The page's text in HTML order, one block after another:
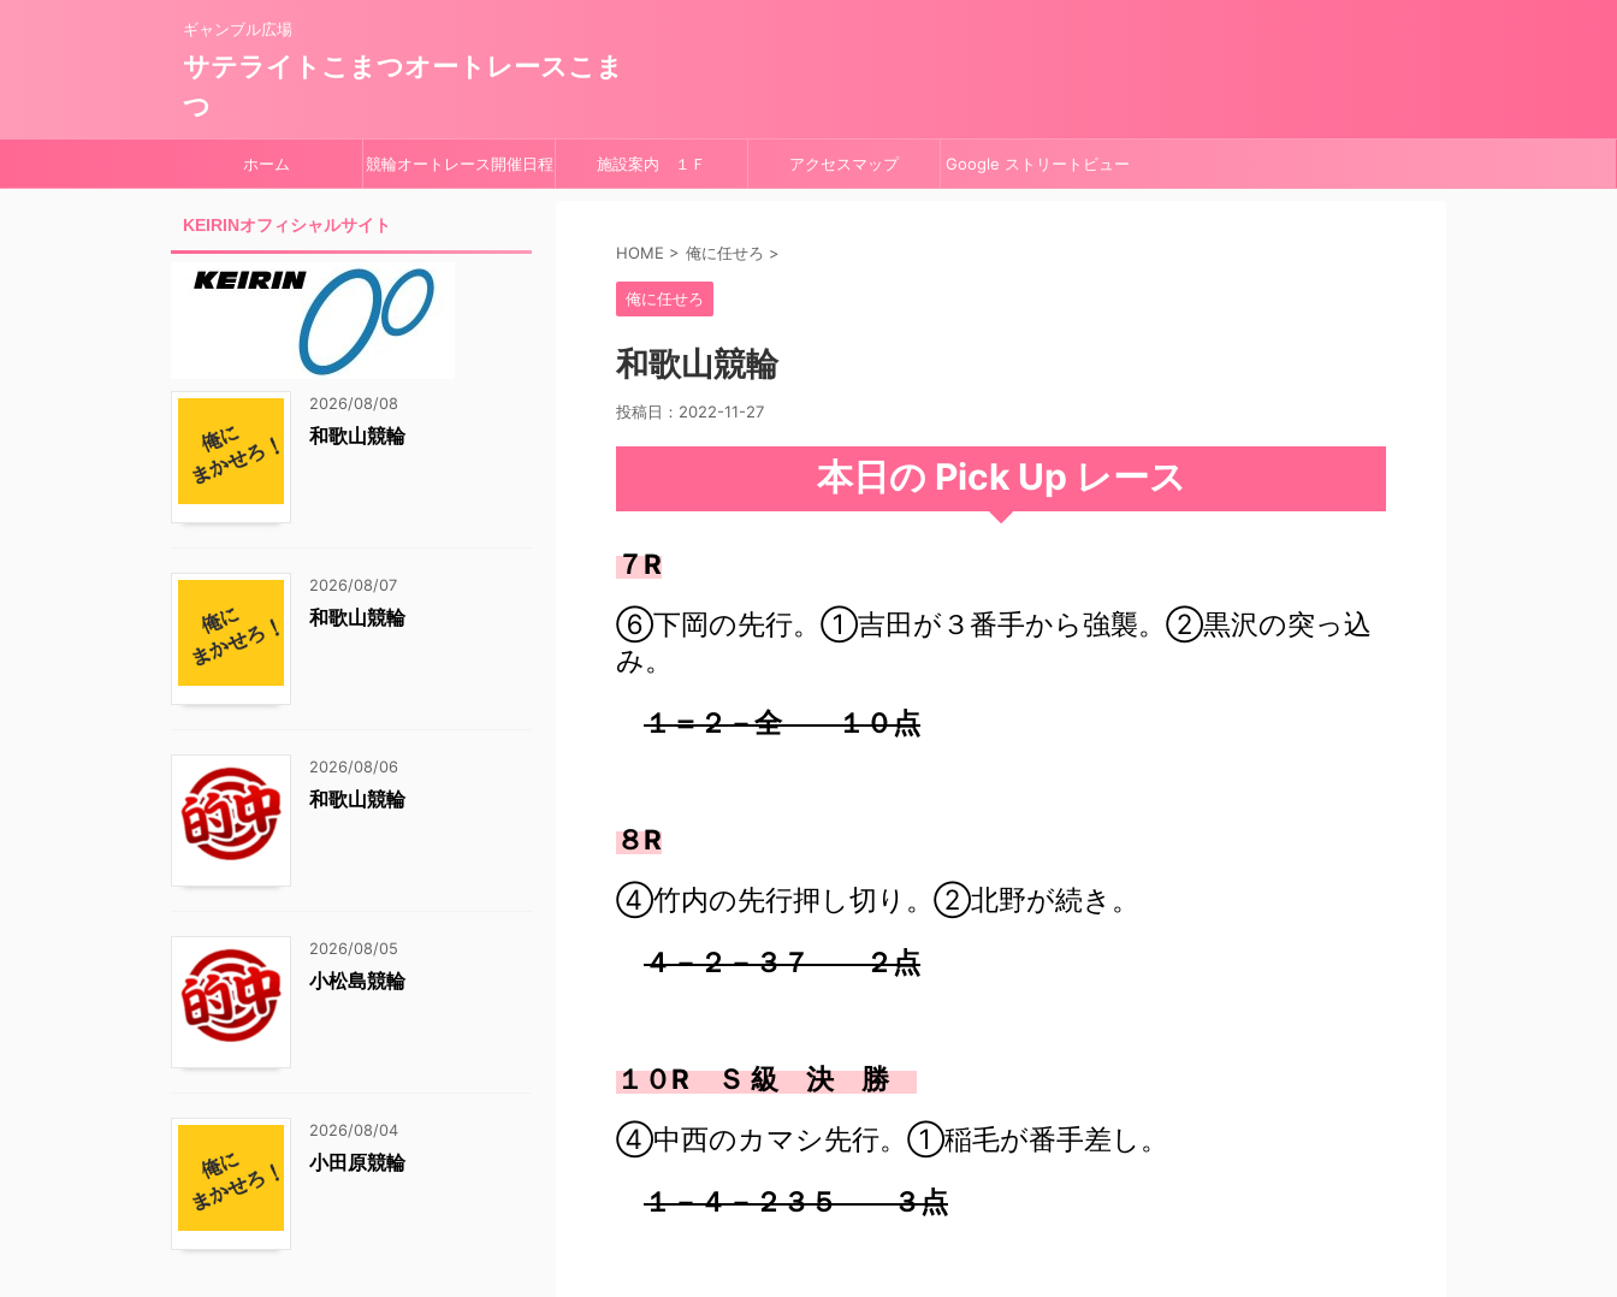
ギャンブル広場
サテライトこまつオートレースこま
つ
ホーム 競輪オートレース開催日程 施設案内 １Ｆ アクセスマップ Google ストリートビュー
HOME > 俺に任せろ >
俺に任せろ
和歌山競輪
投稿日： 2022-11-27
本日の Pick Up レース
７R
⑥下岡の先行。①吉田が３番手から強襲。②黒沢の突っ込
み。
１＝２－全 １０点
８R
④竹内の先行押し切り。②北野が続き。
４－２－３７ ２点
１０R Ｓ 級 決 勝
④中西のカマシ先行。①稲毛が番手差し。
１－４－２３５ ３点
KEIRINオフィシャルサイト
2026/08/08
和歌山競輪
2026/08/07
和歌山競輪
2026/08/06
和歌山競輪
2026/08/05
小松島競輪
2026/08/04
小田原競輪